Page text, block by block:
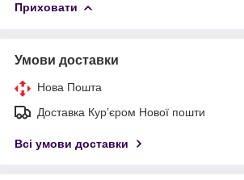
Приховати
Умови доставки
Нова Пошта
Доставка Курʼєром Нової пошти
Всі умови доставки